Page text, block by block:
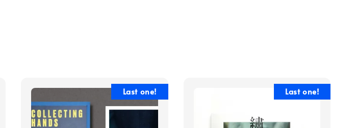
Last one! Last one!